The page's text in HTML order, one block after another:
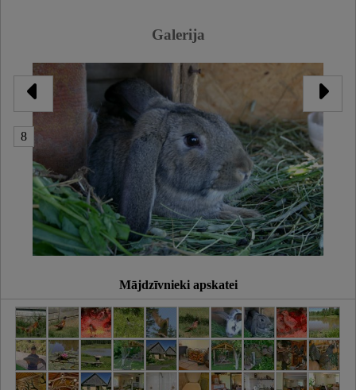
Galerija
8
Mājdzīvnieki apskatei